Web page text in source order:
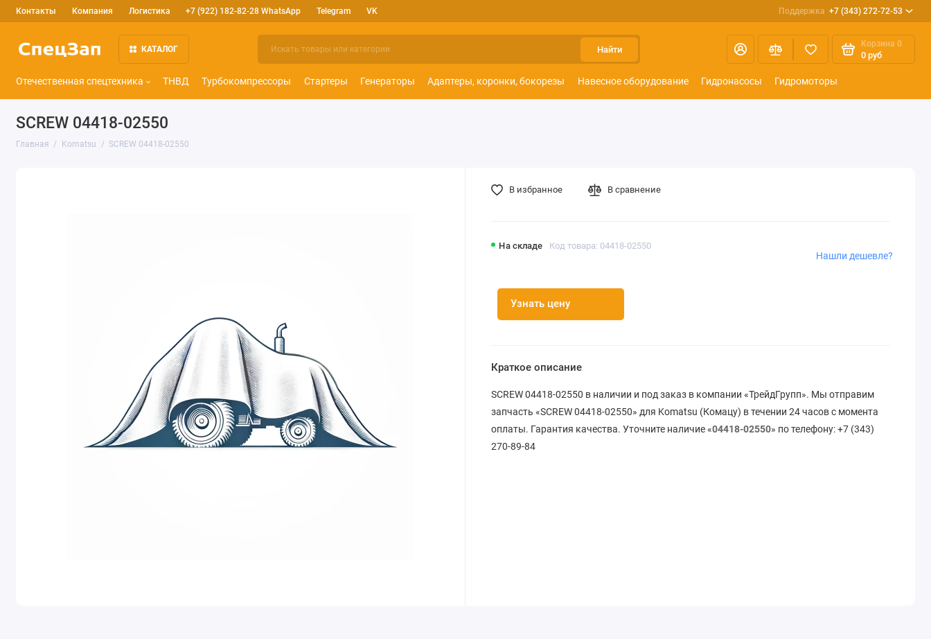
Контакты Компания Логистика +7 (922) 182-82-28 WhatsApp Telegram VK Поддержка +7 (343) 272-72-53
КАТАЛОГ Найти
Корзина 0
0 руб
Отечественная спецтехника ТНВД Турбокомпрессоры Стартеры Генераторы Адаптеры, коронки, бокорезы Навесное оборудование Гидронасосы Гидромоторы
SCREW 04418-02550
Главная Komatsu SCREW 04418-02550
На складе Код товара: 04418-02550
Узнать цену
Нашли дешевле?
В избранное В сравнение
Краткое описание
SCREW 04418-02550 в наличии и под заказ в компании «ТрейдГрупп». Мы отправим
запчасть «SCREW 04418-02550» для Komatsu (Комацу) в течении 24 часов с момента
оплаты. Гарантия качества. Уточните наличие «04418-02550» по телефону: +7 (343)
270-89-84